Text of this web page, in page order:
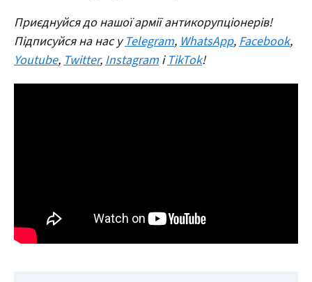
Приєднуйся до нашої армії антикорупціонерів!
Підписуйся на нас уTelegram,WhatsApp,Facebook,
Youtube,Twitter,Instagram іTikTok!